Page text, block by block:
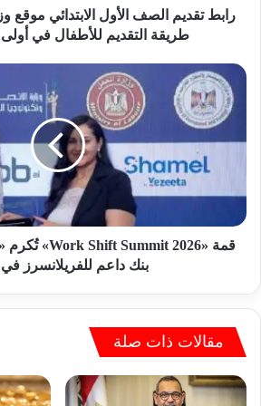
ف
و
ا
ي
م
و
ق
رابط تقديم الصف الأول الابتدائي موقع
طريقة التقديم للأطفال في أولى
ق
S
u
m
m
i
بنك داعم للفريلانسرز
مقالات ذات صلة